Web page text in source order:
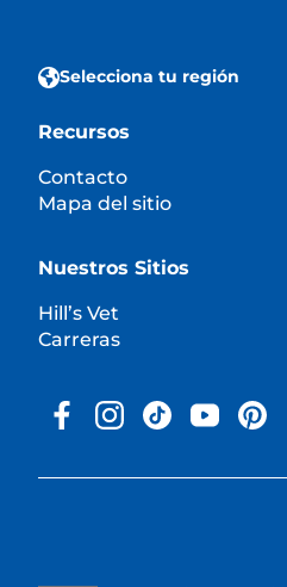
Selecciona tu región
Recursos
Contacto
Mapa del sitio
Nuestros Sitios
Hill’s Vet
Carreras